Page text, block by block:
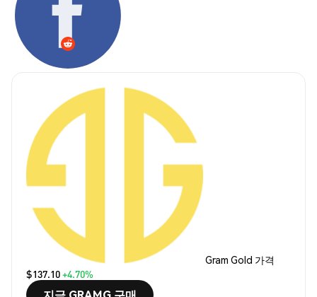
Gram Gold 가격
$137.10+4.70%